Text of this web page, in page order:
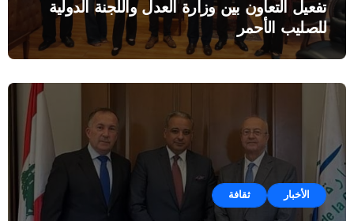
تفعيل التعاون بين وزارة العدل واللجنة الدولية
للصليب الأحمر
الأخبار ثقافة